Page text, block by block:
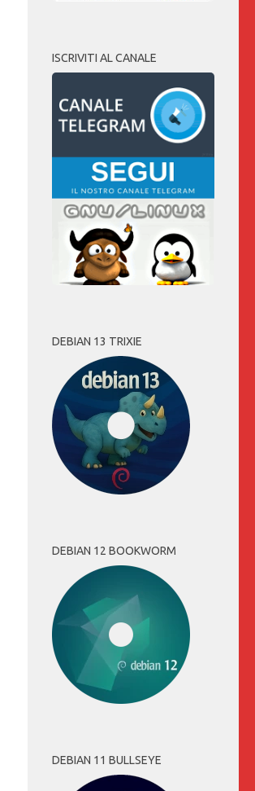
ISCRIVITI AL CANALE
DEBIAN 13 TRIXIE
DEBIAN 12 BOOKWORM
DEBIAN 11 BULLSEYE